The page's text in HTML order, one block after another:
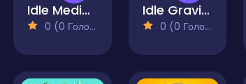
Idle Medieval Village
0 (0 Голосів)
Idle Gravity Breakout
0 (0 Голосів)